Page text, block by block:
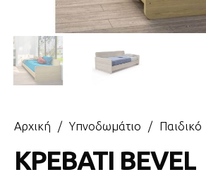
Αρχική / Υπνοδωμάτιο / Παιδικό
ΚΡΕΒΑΤΙ BEVEL